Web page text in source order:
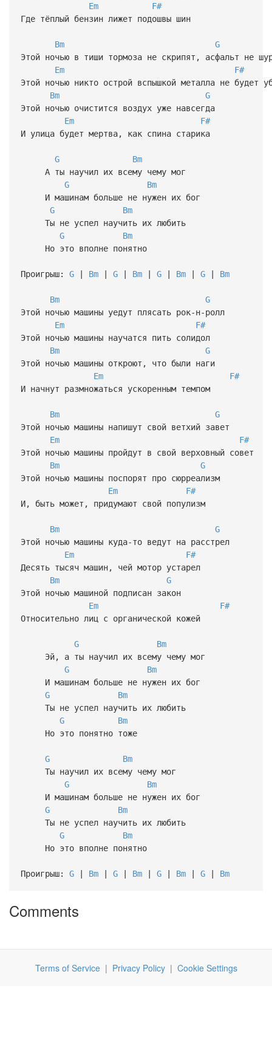
Em
F#
Где тёплый бензин лижет подошвы шин
Bm
G
Этой ночью в тиши тормоза не скрипят, асфальт не
Em
F#
Этой ночью никто острой вспышкой металла не будет
Bm
G
Этой ночью очистится воздух уже навсегда
Em
F#
И улица будет мертва, как спина старика
G
Bm
А ты научил их всему чему мог
G
Bm
И машинам больше не нужен их бог
G
Bm
Ты не успел научить их любить
G
Bm
Но это вполне понятно
Проигрыш: G| Bm| G| Bm| G| Bm| G| Bm
Bm
G
Этой ночью машины уедут плясать рок-н-ролл
Em
F#
Этой ночью машины научатся пить солидол
Bm
G
Этой ночью машины откроют, что были наги
Em
F#
И начнут размножаться ускоренным темпом
Bm
G
Этой ночью машины напишут свой ветхий завет
Em
F#
Этой ночью машины пройдут в свой верховный совет
Bm
G
Этой ночью машины поспорят про сюрреализм
Em
F#
И, быть может, придумают свой популизм
Bm
G
Этой ночью машины куда-то ведут на расстрел
Em
F#
Десять тысяч машин, чей мотор устарел
Bm
G
Этой ночью машиной подписан закон
Em
F#
Относительно лиц с органической кожей
G
Bm
Эй, а ты научил их всему чему мог
G
Bm
И машинам больше не нужен их бог
G
Bm
Ты не успел научить их любить
G
Bm
Но это понятно тоже
G
Bm
Ты научил их всему чему мог
G
Bm
И машинам больше не нужен их бог
G
Bm
Ты не успел научить их любить
G
Bm
Но это вполне понятно
Проигрыш: G| Bm| G| Bm| G| Bm| G| Bm
Comments
Terms of Service| Privacy Policy| Cookie Settings